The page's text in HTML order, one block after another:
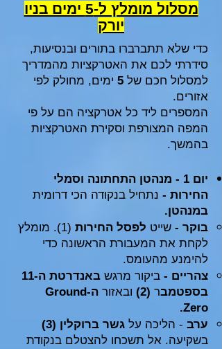
מסלול מומלץ ל-5 ימים בניו
יורק
כדי שלא תתברברו בתורים ובנסיעות,
סידרתי לכם את האטרקציות מהמדריך
למסלול חכם של 5 ימים, מחולק לפי
אזורים.
המספרים ליד כל אטרקציה הם על פי
המפה המצורפת וסקירת האטרקציות
בהמשך.
יום 1 - מנהטן התחתונה וסמלי
החירות - נתחיל בנקודה הכי דרומית
במנהטן.
בוקר - שייט לפסל החירות
(1). מומלץ
לקחת את המעבורת הראשונה כדי
להימנע מהעומס.
צהריים - ביקור מרגש
באנדרטת ה-11
בספטמבר (2) ובאזור
ה-Ground
Zero.
ערב - הליכה על גשר ברוקלין (3)
בשקיעה. אל תשכחו להצטלם בנקודת